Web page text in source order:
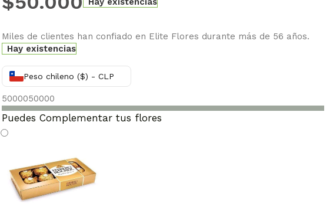
Miles de clientes han confiado en Elite Flores durante más de 56 años.
Hay existencias
Peso chileno ($) - CLP
5000050000
Puedes Complementar tus flores